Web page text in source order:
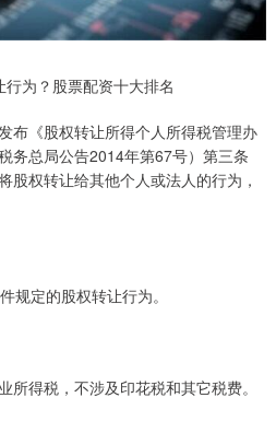
为？股票配资十大排名
布《股权转让所得个人所得税管理办
务总局公告2014年第67号）第三条
股权转让给其他个人或法人的行为，
规定的股权转让行为。
所得税，不涉及印花税和其它税费。